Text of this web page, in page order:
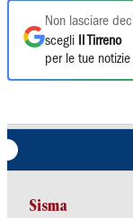
Non lasciare
scegli
Il Tirreno
per le tue notizie
Sisma